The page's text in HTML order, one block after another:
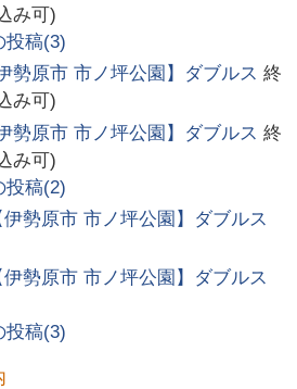
み可)
投稿(3)
伊勢原市 市ノ坪公園】ダブルス 終
み可)
伊勢原市 市ノ坪公園】ダブルス 終
み可)
投稿(2)
伊勢原市 市ノ坪公園】ダブルス
伊勢原市 市ノ坪公園】ダブルス
投稿(3)